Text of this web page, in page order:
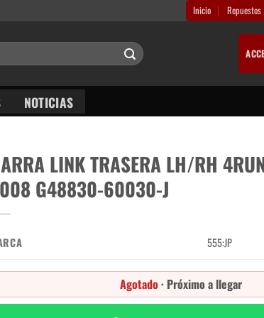
Inicio Repuestos
NOTICIAS
LINK TRASERA LH/RH
G48830-60030-J
555:JP
Agotado · Próximo a llegar